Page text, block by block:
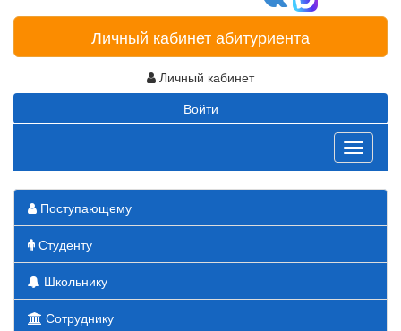
Личный кабинет абитуриента
Личный кабинет
Войти
Toggle
Поступающему
Студенту
Школьнику
Сотруднику